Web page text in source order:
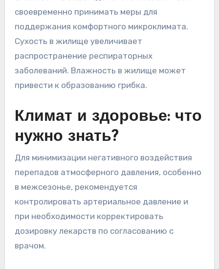
своевременно принимать меры для
поддержания комфортного микроклимата.
Сухость в жилище увеличивает
распространение респираторных
заболеваний. Влажность в жилище может
привести к образованию грибка.
Климат и здоровье: что
нужно знать?
Для минимизации негативного воздействия
перепадов атмосферного давления, особенно
в межсезонье, рекомендуется
контролировать артериальное давление и
при необходимости корректировать
дозировку лекарств по согласованию с
врачом.